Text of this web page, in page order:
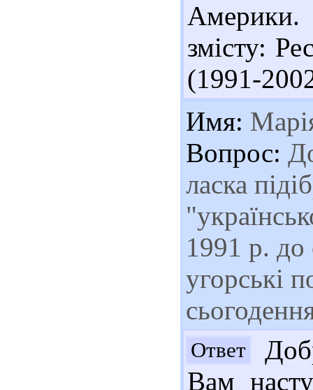
Америки.
змісту:
(1991-
Имя:
Вопрос:
ласка
1991 р. до
угорські
Ответ
Вам